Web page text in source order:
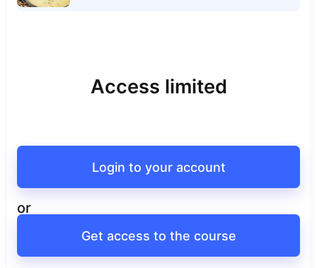
Access limited
Login to your account
or
Get access to the course